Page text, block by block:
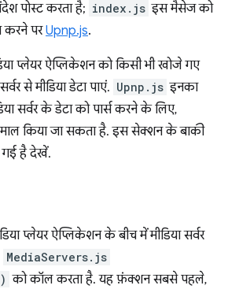
पोस्ट करता है; index.js इस मैसेज को
करने परUpnp.js.
प्लेयर ऐप्लिकेशन को किसी भीखोजे गए
से मीडिया डेटा पाएं. Upnp.js इनका
सर्वर के डेटा को पार्स करने के लिए,
किया जा सकता है. इस सेक्शन के बाकी
गई है देखें.
प्लेयर ऐप्लिकेशन के बीच में मीडिया सर्वर
MediaServers.js
को कॉल करता है. यह फ़ंक्शन सबसे पहले,